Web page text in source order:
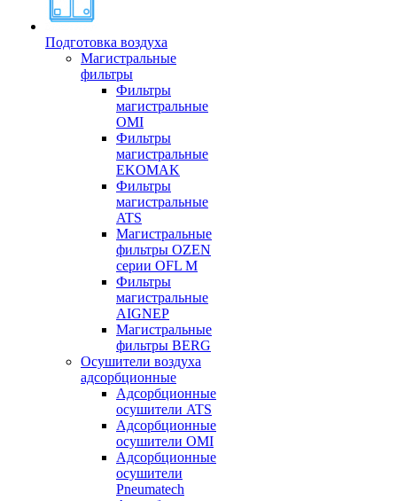
Подготовка воздуха
Магистральные
фильтры
Фильтры
магистральные
OMI
Фильтры
магистральные
EKOMAK
Фильтры
магистральные
ATS
Магистральные
фильтры OZEN
серии OFL M
Фильтры
магистральные
AIGNEP
Магистральные
фильтры BERG
Осушители воздуха
адсорбционные
Адсорбционные
осушители ATS
Адсорбционные
осушители OMI
Адсорбционные
осушители
Pneumatech